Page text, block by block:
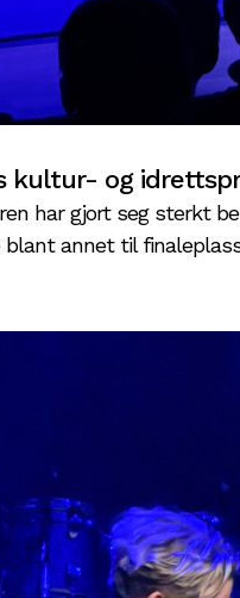
kultur- og
har gjort seg sterkt
annet til